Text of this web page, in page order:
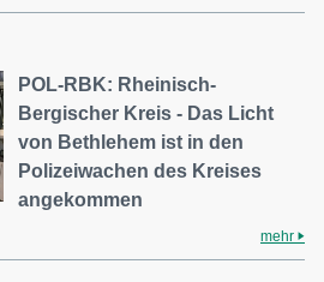
POL-RBK: Rheinisch-
Bergischer Kreis - Das Licht
von Bethlehem ist in den
Polizeiwachen des Kreises
angekommen
mehr